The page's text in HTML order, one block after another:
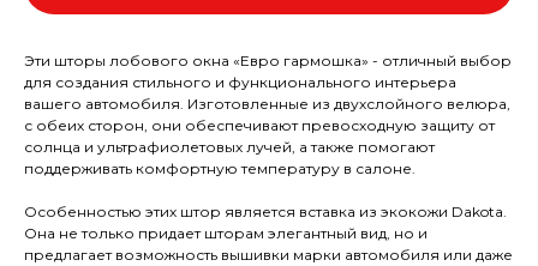
Эти шторы лобового окна «Евро гармошка» - отличный выбор
для создания стильного и функционального интерьера
вашего автомобиля. Изготовленные из двухслойного велюра,
с обеих сторон, они обеспечивают превосходную защиту от
солнца и ультрафиолетовых лучей, а также помогают
поддерживать комфортную температуру в салоне.
Особенностью этих штор является вставка из экокожи Dakota.
Она не только придает шторам элегантный вид, но и
предлагает возможность вышивки марки автомобиля или даже